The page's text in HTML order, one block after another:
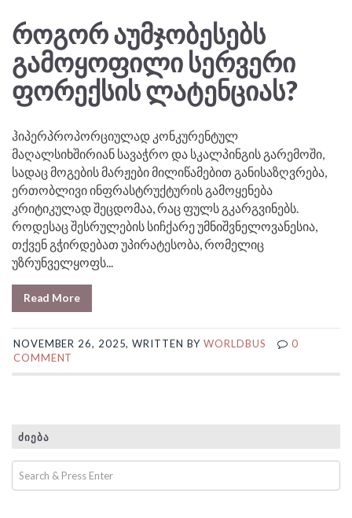
ᲠᲝᲒᲝᲠ ᲐᲣᲛᲯᲝᲑᲔᲡᲔᲑᲡ
ᲒᲐᲛᲝᲧᲝᲤᲘᲚᲘ ᲡᲔᲠᲕᲔᲠᲘ
ᲤᲝᲠᲔᲥᲡᲘᲡ ᲚᲐᲢᲔᲜᲪᲘᲐᲡ?
ჰიპერპროპორციულად კონკურენტულ
მაღალსიხშირიან სავაჭრო და სკალპინგის გარემოში,
სადაც მოგების მარჟები მილიწამებით განისაზღვრება,
ერთობლივი ინფრასტრუქტურის გამოყენება
კრიტიკულად შეცდომაა, რაც ფულს გკარგვინებს.
როდესაც შესრულების სიჩქარე უმნიშვნელოვანესია,
თქვენ გჭირდებათ უპირატესობა, რომელიც
უზრუნველყოფს...
Read More
NOVEMBER 26, 2025, WRITTEN BYWORLDBUS
0
COMMENT
ᲫᲘᲔᲑᲐ